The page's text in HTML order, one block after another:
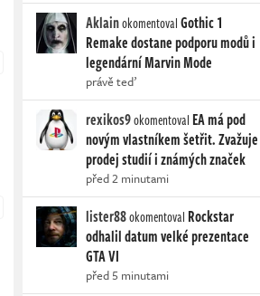
AklainokomentovalGothic 1
Remake dostane podporu modů i
legendární Marvin Mode
právě teď
rexikos9okomentoval EA má pod
novým vlastníkem šetřit. Zvažuje
prodej studií i známých značek
před 2 minutami
lister88okomentoval Rockstar
odhalil datum velké prezentace
GTA VI
před 5 minutami